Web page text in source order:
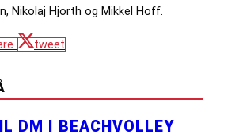
Nikolaj Hjorth og Mikkel Hoff.
tweet
DM I BEACHVOLLEY